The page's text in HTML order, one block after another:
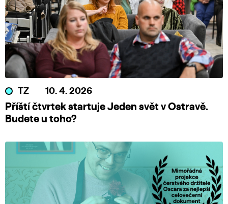
TZ 10. 4. 2026
Příští čtvrtek startuje Jeden svět v Ostravě.
Budete u toho?